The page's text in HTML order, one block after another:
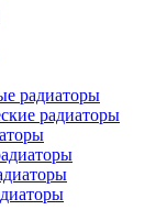
радиаторы
радиаторы